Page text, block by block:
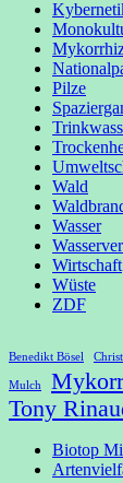
Pilze
Wald
Wasser
Wirtschaft
Wüste
ZDF
Benedikt Bösel
Mulch
Tony
Biotop